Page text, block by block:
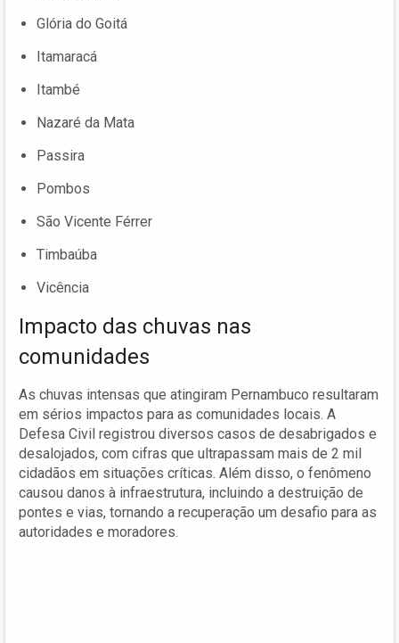
Glória do Goitá
Itamaracá
Itambé
Nazaré da Mata
Passira
Pombos
São Vicente Férrer
Timbaúba
Vicência
Impacto das chuvas nas
comunidades
As chuvas intensas que atingiram Pernambuco resultaram
em sérios impactos para as comunidades locais. A
Defesa Civil registrou diversos casos de desabrigados e
desalojados, com cifras que ultrapassam mais de 2 mil
cidadãos em situações críticas. Além disso, o fenômeno
causou danos à infraestrutura, incluindo a destruição de
pontes e vias, tornando a recuperação um desafio para as
autoridades e moradores.